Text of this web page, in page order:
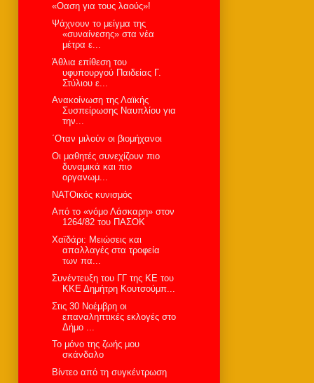
«Οαση για τους λαούς»!
Ψάχνουν το μείγμα της
«συναίνεσης» στα νέα
μέτρα ε...
Άθλια επίθεση του
υφυπουργού Παιδείας Γ.
Στύλιου ε...
Ανακοίνωση της Λαϊκής
Συσπείρωσης Ναυπλίου για
την...
΄Οταν μιλούν οι βιομήχανοι
Οι μαθητές συνεχίζουν πιο
δυναμικά και πιο
οργανωμ...
ΝΑΤΟικός κυνισμός
Από το «νόμο Λάσκαρη» στον
1264/82 του ΠΑΣΟΚ
Χαϊδάρι: Μειώσεις και
απαλλαγές στα τροφεία
των πα...
Συνέντευξη του ΓΓ της ΚΕ του
ΚΚΕ Δημήτρη Κουτσούμπ...
Στις 30 Νοέμβρη οι
επαναληπτικές εκλογές στο
Δήμο ...
Το μόνο της ζωής μου
σκάνδαλο
Bίντεο από τη συγκέντρωση